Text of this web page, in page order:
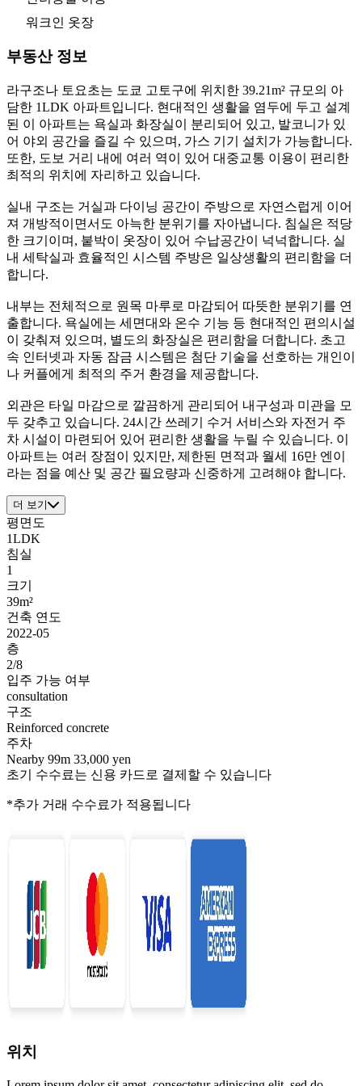
워크인 옷장
부동산 정보
라구조나 토요초는 도쿄 고토구에 위치한 39.21m² 규모의 아
담한 1LDK 아파트입니다. 현대적인 생활을 염두에 두고 설계
된 이 아파트는 욕실과 화장실이 분리되어 있고, 발코니가 있
어 야외 공간을 즐길 수 있으며, 가스 기기 설치가 가능합니다.
또한, 도보 거리 내에 여러 역이 있어 대중교통 이용이 편리한
최적의 위치에 자리하고 있습니다.
실내 구조는 거실과 다이닝 공간이 주방으로 자연스럽게 이어
져 개방적이면서도 아늑한 분위기를 자아냅니다. 침실은 적당
한 크기이며, 붙박이 옷장이 있어 수납공간이 넉넉합니다. 실
내 세탁실과 효율적인 시스템 주방은 일상생활의 편리함을 더
합니다.
내부는 전체적으로 원목 마루로 마감되어 따뜻한 분위기를 연
출합니다. 욕실에는 세면대와 온수 기능 등 현대적인 편의시설
이 갖춰져 있으며, 별도의 화장실은 편리함을 더합니다. 초고
속 인터넷과 자동 잠금 시스템은 첨단 기술을 선호하는 개인이
나 커플에게 최적의 주거 환경을 제공합니다.
외관은 타일 마감으로 깔끔하게 관리되어 내구성과 미관을 모
두 갖추고 있습니다. 24시간 쓰레기 수거 서비스와 자전거 주
차 시설이 마련되어 있어 편리한 생활을 누릴 수 있습니다. 이
아파트는 여러 장점이 있지만, 제한된 면적과 월세 16만 엔이
라는 점을 예산 및 공간 필요량과 신중하게 고려해야 합니다.
더 보기
평면도
1LDK
침실
1
크기
39m²
건축 연도
2022-05
층
2/8
입주 가능 여부
consultation
구조
Reinforced concrete
주차
Nearby 99m 33,000 yen
초기 수수료는 신용 카드로 결제할 수 있습니다
*추가 거래 수수료가 적용됩니다
위치